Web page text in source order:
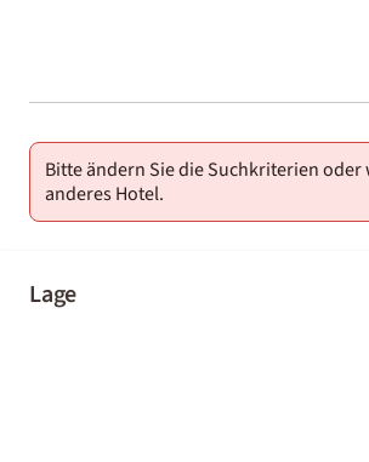
01-02
Bitte ändern Sie die Suchkriterien oder
anderes Hotel.
Lage